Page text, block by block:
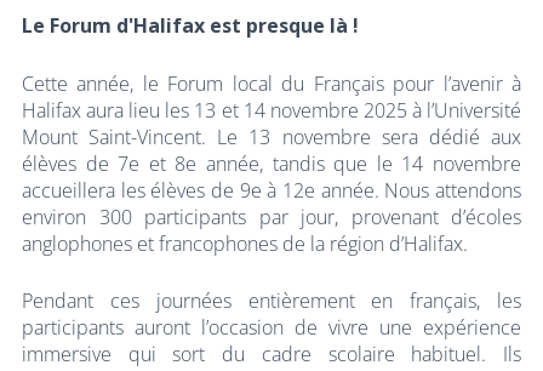
Le Forum d'Halifax est presque là !
Cette année, le Forum local du Français pour l’avenir à
Halifax aura lieu les 13 et 14 novembre 2025 à l’Université
Mount Saint-Vincent. Le 13 novembre sera dédié aux
élèves de 7e et 8e année, tandis que le 14 novembre
accueillera les élèves de 9e à 12e année. Nous attendons
environ 300 participants par jour, provenant d’écoles
anglophones et francophones de la région d’Halifax.
Pendant ces journées entièrement en français, les
participants auront l’occasion de vivre une expérience
immersive qui sort du cadre scolaire habituel. Ils